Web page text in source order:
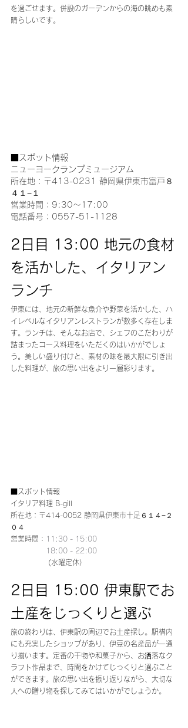
を過ごせます。併設のガーデンからの海の眺めも素
晴らしいです。
■スポット情報
ニューヨークランプミュージアム
所在地： 〒413-0231 静岡県伊東市富戸８
４１−１
営業時間：9:30～17:00
電話番号： 0557-51-1128
2日目 13:00 地元の食材
を活かした、イタリアン
ランチ
伊東には、地元の新鮮な魚介や野菜を活かした、ハ
イレベルなイタリアンレストランが数多く存在しま
す。ランチは、そんなお店で、シェフのこだわりが
詰まったコース料理をいただくのはいかがでしょ
う。美しい盛り付けと、素材の味を最大限に引き出
した料理が、旅の思い出をより一層彩ります。
■スポット情報
イタリア料理 B-gill
所在地： 〒414-0052 静岡県伊東市十足６１４−２
０４
営業時間： 11:30 - 15:00
               18:00 - 22:00
                (水曜定休）
2日目 15:00 伊東駅でお
土産をじっくりと選ぶ
旅の終わりは、伊東駅の周辺でお土産探し。駅構内
にも充実したショップがあり、伊豆の名産品が一通
り揃います。定番の干物や和菓子から、お洒落なク
ラフト作品まで、時間をかけてじっくりと選ぶこと
ができます。旅の思い出を振り返りながら、大切な
人への贈り物を探してみてはいかがでしょうか。